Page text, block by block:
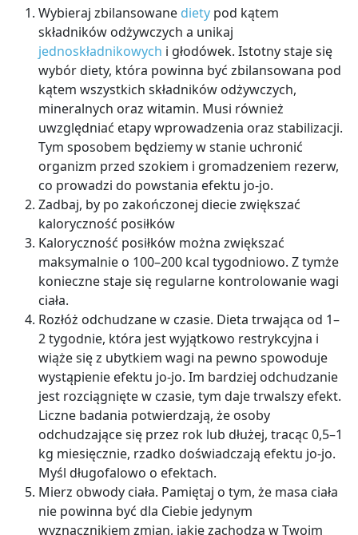
Wybieraj zbilansowane diety pod kątem
składników odżywczych a unikaj
jednoskładnikowych i głodówek. Istotny staje się
wybór diety, która powinna być zbilansowana pod
kątem wszystkich składników odżywczych,
mineralnych oraz witamin. Musi również
uwzględniać etapy wprowadzenia oraz stabilizacji.
Tym sposobem będziemy w stanie uchronić
organizm przed szokiem i gromadzeniem rezerw,
co prowadzi do powstania efektu jo-jo.
Zadbaj, by po zakończonej diecie zwiększać
kaloryczność posiłków
Kaloryczność posiłków można zwiększać
maksymalnie o 100–200 kcal tygodniowo. Z tymże
konieczne staje się regularne kontrolowanie wagi
ciała.
Rozłóż odchudzane w czasie. Dieta trwająca od 1–
2 tygodnie, która jest wyjątkowo restrykcyjna i
wiąże się z ubytkiem wagi na pewno spowoduje
wystąpienie efektu jo-jo. Im bardziej odchudzanie
jest rozciągnięte w czasie, tym daje trwalszy efekt.
Liczne badania potwierdzają, że osoby
odchudzające się przez rok lub dłużej, tracąc 0,5–1
kg miesięcznie, rzadko doświadczają efektu jo-jo.
Myśl długofalowo o efektach.
Mierz obwody ciała. Pamiętaj o tym, że masa ciała
nie powinna być dla Ciebie jedynym
wyznacznikiem zmian, jakie zachodzą w Twoim